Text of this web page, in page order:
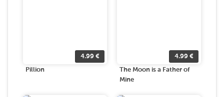
4.99 €
Pillion
4.99 €
The Moon is a Father of
Mine